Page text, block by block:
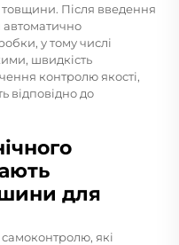
Після введення
у тому числі
швидкість
контролю якості,
відповідно до
для
які